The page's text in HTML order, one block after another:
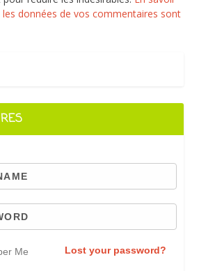
données de vos commentaires sont
Me Lost your password?